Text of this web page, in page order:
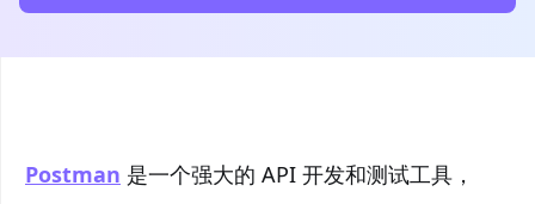
Postman 是一个强大的 API 开发和测试工具，